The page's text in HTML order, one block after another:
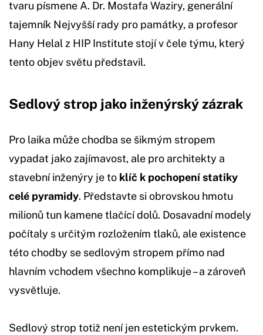
tvaru písmene A. Dr. Mostafa Waziry, generální
tajemník Nejvyšší rady pro památky, a profesor
Hany Helal z HIP Institute stojí v čele týmu, který
tento objev světu představil.
Sedlový strop jako inženýrský zázrak
Pro laika může chodba se šikmým stropem
vypadat jako zajímavost, ale pro architekty a
stavební inženýry je to klíč k pochopení statiky
celé pyramidy. Představte si obrovskou hmotu
milionů tun kamene tlačící dolů. Dosavadní modely
počítaly s určitým rozložením tlaků, ale existence
této chodby se sedlovým stropem přímo nad
hlavním vchodem všechno komplikuje – a zároveň
vysvětluje.
Sedlový strop totiž není jen estetickým prvkem.